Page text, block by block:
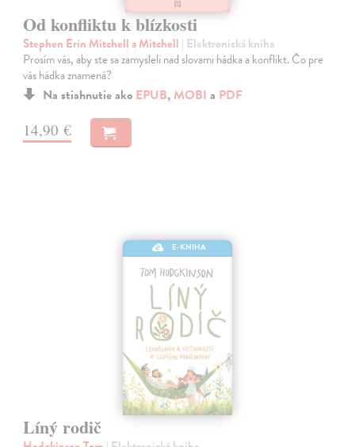
Od konfliktu k blízkosti
Stephen Erin Mitchell a Mitchell | Elektronická kniha
Prosím vás, aby ste sa zamysleli nad slovami hádka a konflikt. Čo pre
vás hádka znamená?
Na stiahnutie ako EPUB, MOBI a PDF
14,90 €
E-KNIHA
Líný rodič